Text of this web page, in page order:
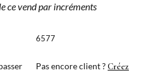
ce vend par incréments
6577
Pas encore client ?Créez